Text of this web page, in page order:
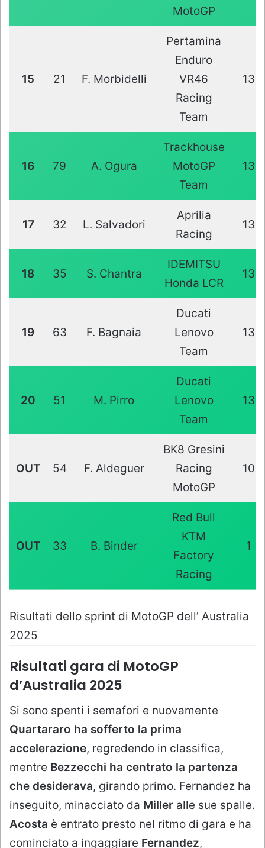
MotoGP
15 21 F. Morbidelli
Pertamina
Enduro
VR46
Racing
Team
13
16 79 A. Ogura
Trackhouse
MotoGP
Team
13
17 32 L. Salvadori
Aprilia
Racing
13
18 35 S. Chantra
IDEMITSU
Honda LCR
13
19 63 F. Bagnaia
Ducati
Lenovo
Team
13
20 51 M. Pirro
Ducati
Lenovo
Team
13
OUT 54 F. Aldeguer
BK8 Gresini
Racing
MotoGP
10
OUT 33 B. Binder
Red Bull
KTM
Factory
Racing
1
Risultati dello sprint di MotoGP dell’ Australia
2025
Risultati gara di MotoGP
d’Australia 2025
Si sono spenti i semafori e nuovamente
Quartararo ha sofferto la prima
accelerazione, regredendo in classifica,
mentre Bezzecchi ha centrato la partenza
che desiderava, girando primo. Fernandez ha
inseguito, minacciato da Miller alle sue spalle.
Acosta è entrato presto nel ritmo di gara e ha
cominciato a ingaggiare Fernandez,